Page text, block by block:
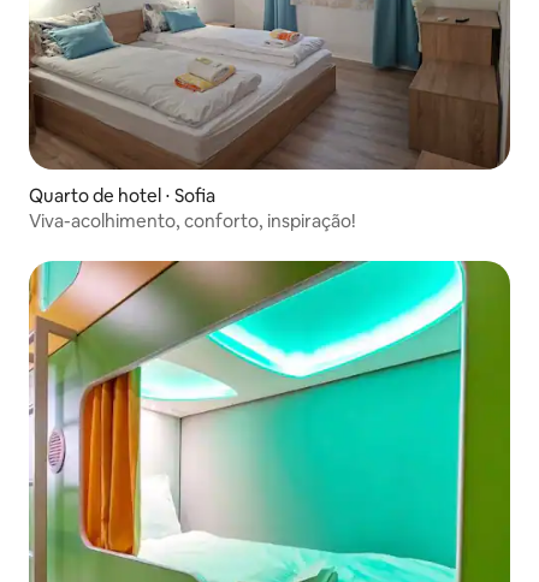
Quarto de hotel ⋅ Sofia
Viva-acolhimento, conforto, inspiração!